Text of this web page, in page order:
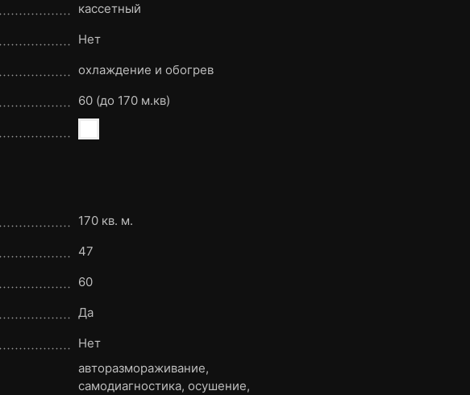
кассетный
Нет
охлаждение и обогрев
60 (до 170 м.кв)
170 кв. м.
47
60
Да
Нет
авторазмораживание,
самодиагностика, осушение,